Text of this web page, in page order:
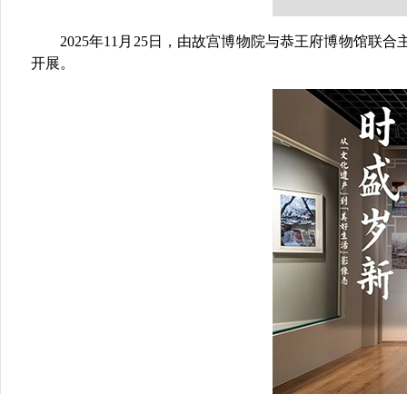
2025年11月25日，由故宫博物院与恭王府博物馆联合
开展。